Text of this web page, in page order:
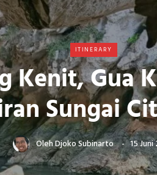
ITINERARY
Kenit, Gua
Sungai
OlehDjoko Subinarto 15